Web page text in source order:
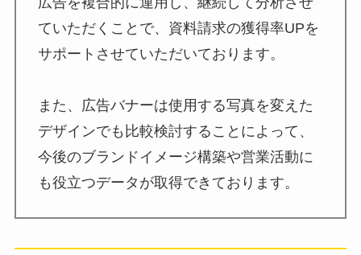
ていただくことで、資料請求の獲得率UPを
サポートさせていただいております。
また、広告バナーは使用する写真を変えた
デザインでも比較検討することによって、
今後のブランドイメージ構築や営業活動に
も役立つデータが取得できております。